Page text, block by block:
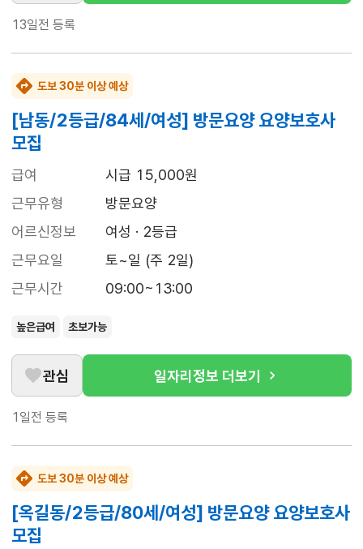
13일전 등록
도보 30분 이상 예상
[남동/2등급/84세/여성] 방문요양 요양보호사
모집
급여
시급 15,000원
근무유형
방문요양
어르신정보
여성 · 2등급
근무요일
토~일 (주 2일)
근무시간
09:00~13:00
높은급여 초보가능
관심 일자리정보 더보기
1일전 등록
도보 30분 이상 예상
[옥길동/2등급/80세/여성] 방문요양 요양보호사
모집